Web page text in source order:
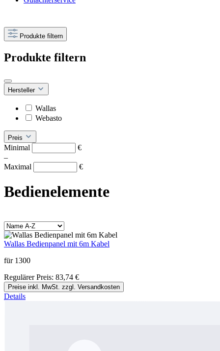
Produkte filtern
Produkte filtern
Hersteller
Wallas
Webasto
Preis
Minimal
€
–
Maximal
€
Bedienelemente
Wallas Bedienpanel mit 6m Kabel
für 1300
Regulärer Preis: 83,74 €
Preise inkl. MwSt. zzgl. Versandkosten
Details